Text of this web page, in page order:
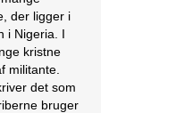
[…]
i Indien